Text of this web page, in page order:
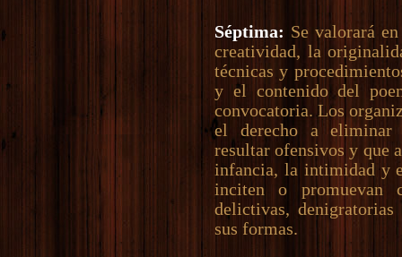
Séptima: Se valorará
creatividad, la
técnicas y
y el contenido del
convocatoria. Los
el derecho a eliminar
resultar ofensivos y que
infancia, la intimidad y
inciten o promuevan
delictivas,
sus formas.